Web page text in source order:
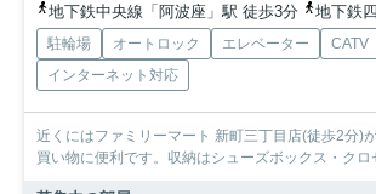
地下鉄中央線「阿波座」駅 徒歩3分
地下鉄四つ橋
駐輪場 オートロック エレベーター CATV
インターネット対応
近くにはファミリーマート 新町三丁目店(徒歩2分)
買い物に便利です。収納はシューズボックス・クロ